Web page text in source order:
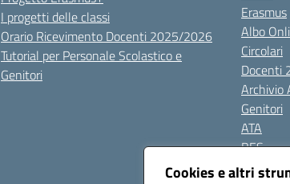
Cookies e altri
I progetti delle classi
Orario Ricevimento Docenti 2025/2026
Tutorial per Personale Scolastico e
Genitori
Erasmus
Albo
Circolari
Docenti
Archivio
Genitori
ATA
BES